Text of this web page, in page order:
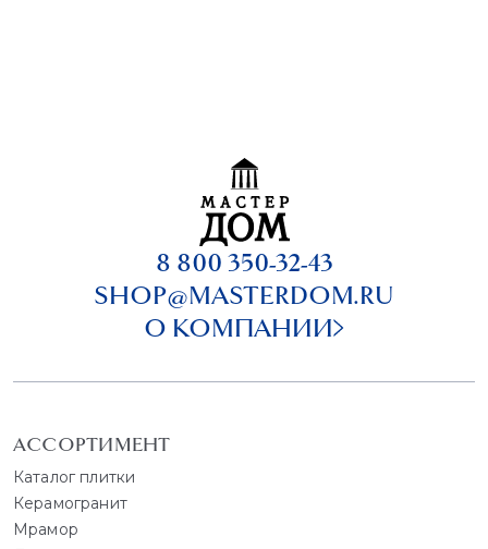
8 800 350-32-43
SHOP@MASTERDOM.RU
О КОМПАНИИ
АССОРТИМЕНТ
Каталог плитки
Керамогранит
Мрамор